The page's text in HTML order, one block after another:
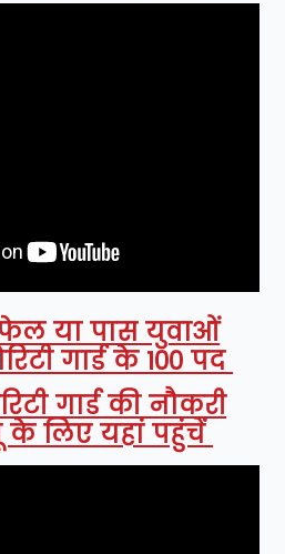
फेल या पास युवाओं
गार्ड के 100 पद
गार्ड की नौकरी
के लिए यहां पहुंचें